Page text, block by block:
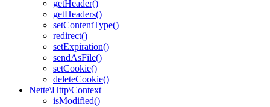
getHeader()
getHeaders()
setContentType()
redirect()
setExpiration()
sendAsFile()
setCookie()
deleteCookie()
Nette\Http\Context
isModified()